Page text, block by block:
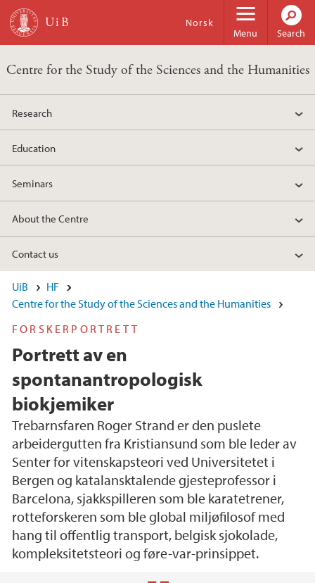
Skip to main content
Menu
Norsk
Search
Centre for the Study of the Sciences and the Humanities
Research
Education
Seminars
About the Centre
Contact us
UiB
HF
Centre for the Study of the Sciences and the Humanities
FORSKERPORTRETT
Portrett av en
spontanantropologisk
biokjemiker
Trebarnsfaren Roger Strand er den puslete
arbeidergutten fra Kristiansund som ble leder av
Senter for vitenskapsteori ved Universitetet i
Bergen og katalansktalende gjesteprofessor i
Barcelona, sjakkspilleren som ble karatetrener,
rotteforskeren som ble global miljøfilosof med
hang til offentlig transport, belgisk sjokolade,
kompleksitetsteori og føre-var-prinsippet.